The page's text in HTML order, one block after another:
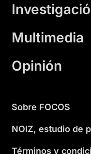
Multimedia
Opinión
Sobre FOCOS
NOIZ, estudio de
Términos y